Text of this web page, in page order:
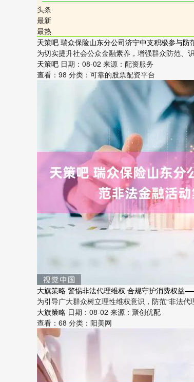
头条
最新
最热
天策吧 瑞众保险山东分公司济宁中支积极参与防
为切实提升社会公众金融素养，增强群众防范、
天策吧 日期：08-02 来源：配资服务
查看： 98 分类： 可靠的股票配资平台
大旗策略 警惕非法代理维权 合规守护消费权益
为引导广大群众树立理性维权意识，防范“非法
大旗策略 日期：08-02 来源：聚创优配
查看： 68 分类： 阳美网